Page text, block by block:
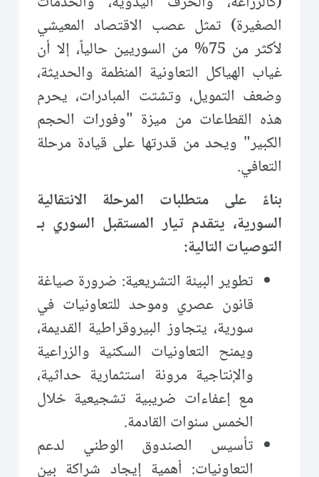
الصغيرة) تمثل عصب الاقتصاد المعيشي
لأكثر من 75% من السوريين حالياً، إلا أن
غياب الهياكل التعاونية المنظمة والحديثة،
وضعف التمويل، وتشتت المبادرات، يحرم
هذه القطاعات من ميزة "وفورات الحجم
الكبير" ويحد من قدرتها على قيادة مرحلة
التعافي.
بناءً على متطلبات المرحلة الانتقالية
السورية، يتقدم تيار المستقبل السوري بـ
التوصيات التالية:
تطوير البيئة التشريعية: ضرورة صياغة
قانون عصري وموحد للتعاونيات في
سورية، يتجاوز البيروقراطية القديمة،
ويمنح التعاونيات السكنية والزراعية
والإنتاجية مرونة استثمارية حداثية،
مع إعفاءات ضريبية تشجيعية خلال
الخمس سنوات القادمة.
تأسيس الصندوق الوطني لدعم
التعاونيات: أهمية إيجاد شراكة بين